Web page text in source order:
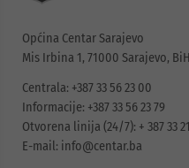
Općina Centar Sarajevo
Mis Irbina 1, 71000 Sarajevo, BiH
Centrala: +387 33 56 23 00
Informacije: +387 33 56 23 79
Otvorena linija (24/7): + 387 33
E-mail: info@centar.ba